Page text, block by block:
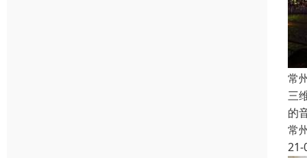
常
三
的
常
21-